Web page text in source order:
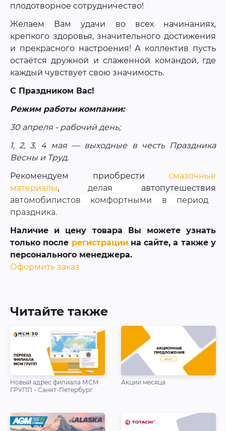
плодотворное сотрудничество!
Желаем Вам удачи во всех начинаниях,
крепкого здоровья, значительного достижения
и прекрасного настроения! А коллектив пусть
остаётся дружной и слаженной командой, где
каждый чувствует свою значимость.
С Праздником Вас!
Режим работы компании:
30 апреля - рабочий день;
1, 2, 3, 4 мая — выходные в честь Праздника
Весны и Труд.
Рекомендуем приобрести смазочные
материалы, делая автопутешествия
автомобилистов комфортными в период
праздника.
Наличие и цену товара Вы можете узнать
только после регистрации на сайте, а также у
персонального менеджера.
Оформить заказ
Читайте также
Новый адрес филиала МСМ
ГРУПП - Санкт-Петербург
Акции месяца